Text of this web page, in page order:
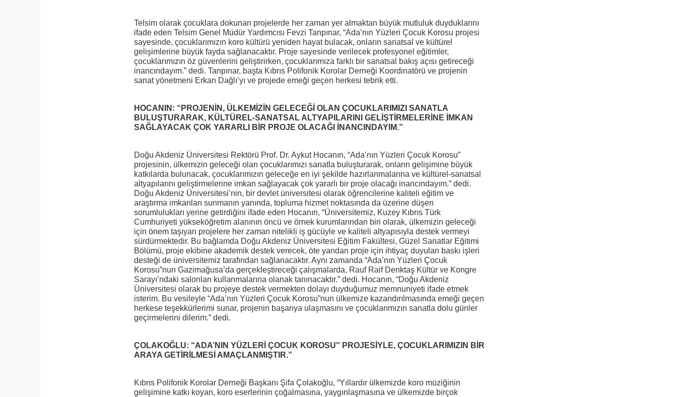
Telsim olarak çocuklara dokunan projelerde her zaman yer almaktan büyük mutluluk duyduklarını
ifade eden Telsim Genel Müdür Yardımcısı Fevzi Tanpınar, “Ada’nın Yüzleri Çocuk Korosu projesi
sayesinde, çocuklarımızın koro kültürü yeniden hayat bulacak, onların sanatsal ve kültürel
gelişimlerine büyük fayda sağlanacaktır. Proje sayesinde verilecek profesyonel eğitimler,
çocuklarımızın öz güvenlerini geliştirirken, çocuklarımıza farklı bir sanatsal bakış açısı getireceği
inancındayım.” dedi. Tanpınar, başta Kıbrıs Polifonik Korolar Derneği Koordinatörü ve projenin
sanat yönetmeni Erkan Dağlı’yı ve projede emeği geçen herkesi tebrik etti.
HOCANIN: “PROJENİN, ÜLKEMİZİN GELECEĞİ OLAN ÇOCUKLARIMIZI SANATLA
BULUŞTURARAK, KÜLTÜREL-SANATSAL ALTYAPILARINI GELİŞTİRMELERİNE İMKAN
SAĞLAYACAK ÇOK YARARLI BİR PROJE OLACAĞI İNANCINDAYIM.”
Doğu Akdeniz Üniversitesi Rektörü Prof. Dr. Aykut Hocanın, “Ada’nın Yüzleri Çocuk Korosu”
projesinin, ülkemizin geleceği olan çocuklarımızı sanatla buluşturarak, onların gelişimine büyük
katkılarda bulunacak, çocuklarımızın geleceğe en iyi şekilde hazırlanmalarına ve kültürel-sanatsal
altyapılarını geliştirmelerine imkan sağlayacak çok yararlı bir proje olacağı inancındayım.” dedi.
Doğu Akdeniz Üniversitesi’nin, bir devlet üniversitesi olarak öğrencilerine kaliteli eğitim ve
araştırma imkanları sunmanın yanında, topluma hizmet noktasında da üzerine düşen
sorumlulukları yerine getirdiğini ifade eden Hocanın, “Üniversitemiz, Kuzey Kıbrıs Türk
Cumhuriyeti yükseköğretim alanının öncü ve örnek kurumlarından biri olarak, ülkemizin geleceği
için önem taşıyan projelere her zaman nitelikli iş gücüyle ve kaliteli altyapısıyla destek vermeyi
sürdürmektedir. Bu bağlamda Doğu Akdeniz Üniversitesi Eğitim Fakültesi, Güzel Sanatlar Eğitimi
Bölümü, proje ekibine akademik destek verecek, öte yandan proje için ihtiyaç duyulan baskı işleri
desteği de üniversitemiz tarafından sağlanacaktır. Aynı zamanda “Ada’nın Yüzleri Çocuk
Korosu”nun Gazimağusa’da gerçekleştireceği çalışmalarda, Rauf Raif Denktaş Kültür ve Kongre
Sarayı’ndaki salonları kullanmalarına olanak tanınacaktır.” dedi. Hocanın, “Doğu Akdeniz
Üniversitesi olarak bu projeye destek vermekten dolayı duyduğumuz memnuniyeti ifade etmek
isterim. Bu vesileyle “Ada’nın Yüzleri Çocuk Korosu”nun ülkemize kazandırılmasında emeği geçen
herkese teşekkürlerimi sunar, projenin başarıya ulaşmasını ve çocuklarımızın sanatla dolu günler
geçirmelerini dilerim.” dedi.
ÇOLAKOĞLU: “ADA’NIN YÜZLERİ ÇOCUK KOROSU'' PROJESİYLE, ÇOCUKLARIMIZIN BİR
ARAYA GETİRİLMESİ AMAÇLANMIŞTIR.”
Kıbrıs Polifonik Korolar Derneği Başkanı Şifa Çolakoğlu, “Yıllardır ülkemizde koro müziğinin
gelişimine katkı koyan, koro eserlerinin çoğalmasına, yaygınlaşmasına ve ülkemizde birçok